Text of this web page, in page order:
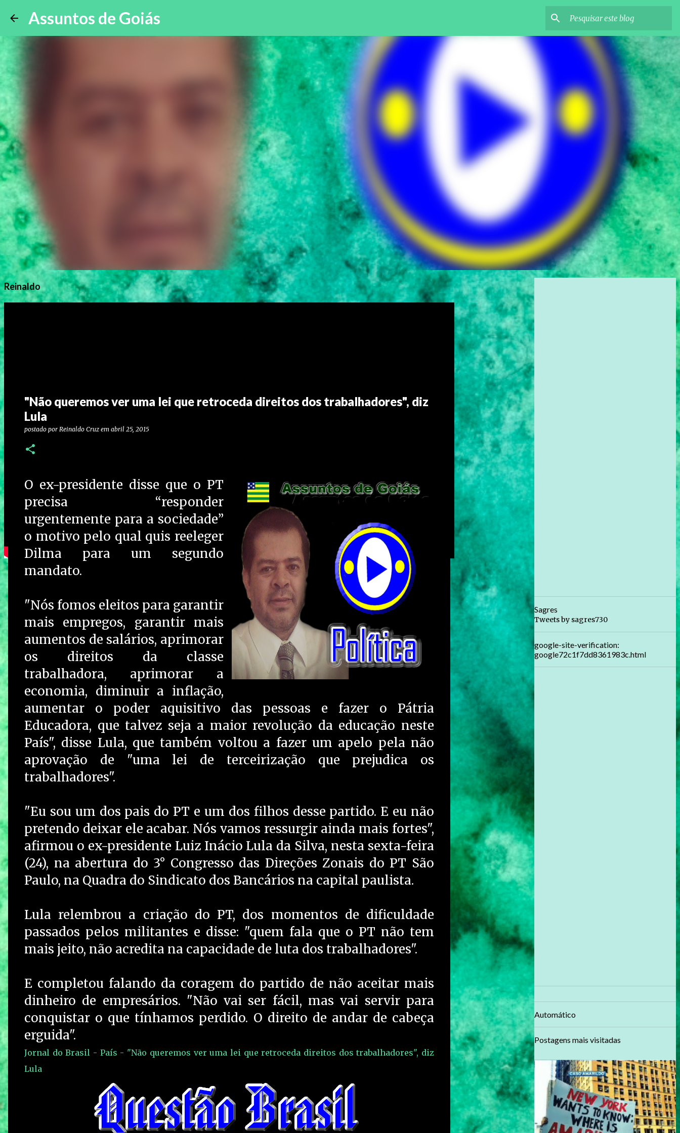
Assuntos de Goiás
Reinaldo
"Não queremos ver uma lei que retroceda direitos dos trabalhadores", diz
Lula
postado por Reinaldo Cruz em abril 25, 2015
O ex-presidente disse que o PT
precisa “responder
urgentemente para a sociedade”
o motivo pelo qual quis reeleger
Dilma para um segundo
mandato.
"Nós fomos eleitos para garantir
mais empregos, garantir mais
aumentos de salários, aprimorar
os direitos da classe
trabalhadora, aprimorar a
economia, diminuir a inflação,
aumentar o poder aquisitivo das pessoas e fazer o Pátria
Educadora, que talvez seja a maior revolução da educação neste
País", disse Lula, que também voltou a fazer um apelo pela não
aprovação de "uma lei de terceirização que prejudica os
trabalhadores".
"Eu sou um dos pais do PT e um dos filhos desse partido. E eu não
pretendo deixar ele acabar. Nós vamos ressurgir ainda mais fortes",
afirmou o ex-presidente Luiz Inácio Lula da Silva, nesta sexta-feira
(24), na abertura do 3° Congresso das Direções Zonais do PT São
Paulo, na Quadra do Sindicato dos Bancários na capital paulista.
Lula relembrou a criação do PT, dos momentos de dificuldade
passados pelos militantes e disse: "quem fala que o PT não tem
mais jeito, não acredita na capacidade de luta dos trabalhadores".
E completou falando da coragem do partido de não aceitar mais
dinheiro de empresários. "Não vai ser fácil, mas vai servir para
conquistar o que tínhamos perdido. O direito de andar de cabeça
erguida".
Jornal do Brasil - País - "Não queremos ver uma lei que retroceda direitos dos trabalhadores", diz
Lula
Sagres
Tweets by sagres730
google-site-verification:
google72c1f7dd8361983c.html
Automático
Postagens mais visitadas